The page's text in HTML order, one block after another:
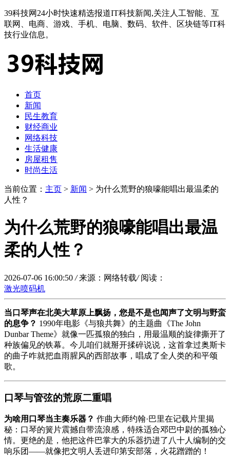
39科技网24小时快速精选报道IT科技新闻,关注人工智能、互
联网、电商、游戏、手机、电脑、数码、软件、区块链等IT科
技行业信息。
首页
新闻
民生教育
财经商业
网络科技
生活健康
房屋租售
时尚生活
当前位置： 主页 > 新闻 > 为什么荒野的狼嚎能唱出最温柔的
人性？
为什么荒野的狼嚎能唱出最温
柔的人性？
2026-07-06 16:00:50 / 来源：网络转载/ 阅读：
激光喷码机
当口琴声在北美大草原上飘扬，您是不是也闻声了文明与野蛮
的息争？ 1990年电影《与狼共舞》的主题曲《The John
Dunbar Theme》就像一匹孤狼的独白，用最温顺的旋律撕开了
种族偏见的铁幕。今儿咱们就掰开揉碎说说，这首拿过奥斯卡
的曲子咋就把血雨腥风的西部故事，唱成了全人类的和平颂
歌。
口琴与管弦的荒原二重唱
为啥用口琴当主奏乐器？ 作曲大师约翰·巴里在记载片里揭
秘：口琴的簧片震撼自带流浪感，特殊适合邓巴中尉的孤独心
情。更绝的是，他把这件巴掌大的乐器扔进了八十人编制的交
响乐团——就像把文明人丢进印第安部落，火花蹭蹭的！